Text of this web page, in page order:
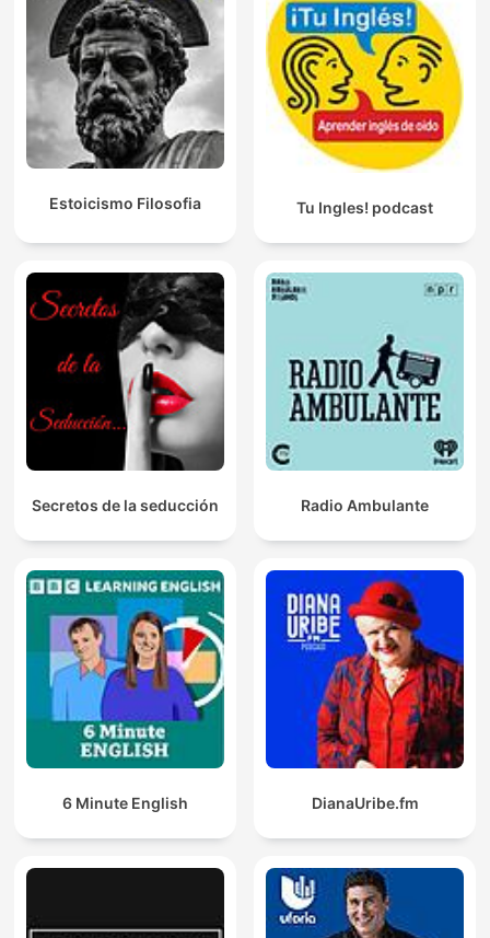
Estoicismo Filosofia Tu Ingles! podcast
Secretos de la seducción Radio Ambulante
6 Minute English DianaUribe.fm